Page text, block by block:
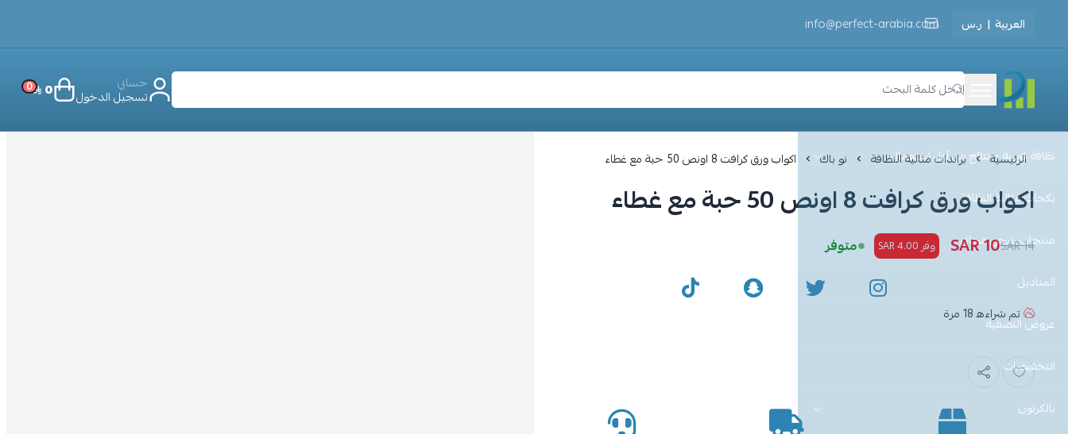
العربية | ر.س info@perfect-arabia.com
مثالية النظافة
حسابي
تسجيل الدخول 0 0
نظافة فورية – نتائج من أول استعمال
بكجات مثالية النظافة
منتجات شحن مجاني
المناديل
عروض التصفية
التخفيضات
بالكرتون
الرئيسية براندات مثالية النظافة نو باك اكواب ورق كرافت 8 اونص 50 حبة مع غطاء
اكواب ورق كرافت 8 اونص 50 حبة مع غطاء
14 SAR
10 SAR وفر 4.00 SAR متوفر
تم شراءه18مرة